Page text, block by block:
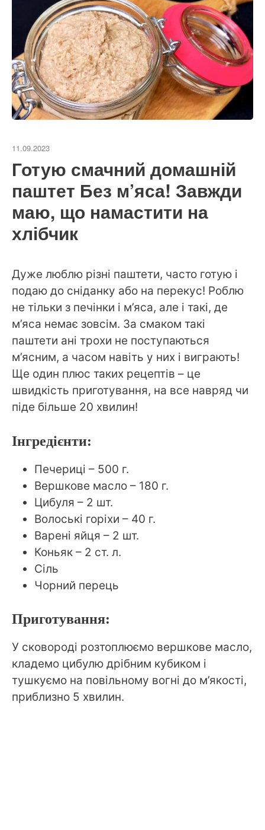
11.09.2023
Готую смачний домашній
паштет Без м’яса! Завжди
маю, що намастити на
хлібчик
Дуже люблю різні паштети, часто готую і
подаю до сніданку або на перекус! Роблю
не тільки з печінки і м’яса, але і такі, де
м’яса немає зовсім. За смаком такі
паштети ані трохи не поступаються
м’ясним, а часом навіть у них і виграють!
Ще один плюс таких рецептів – це
швидкість приготування, на все навряд чи
піде більше 20 хвилин!
Інгредієнти:
Печериці – 500 г.
Вершкове масло – 180 г.
Цибуля – 2 шт.
Волоські горіхи – 40 г.
Варені яйця – 2 шт.
Коньяк – 2 ст. л.
Сіль
Чорний перець
Приготування:
У сковороді розтоплюємо вершкове масло,
кладемо цибулю дрібним кубиком і
тушкуємо на повільному вогні до м’якості,
приблизно 5 хвилин.